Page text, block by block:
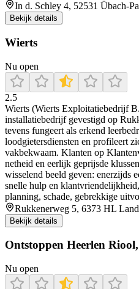
In d. Schley 4, 52531 Übach-
Bekijk details
Wierts
Nu open
2.5
Wierts (Wierts Exploitatiebedrijf
installatiebedrijf gevestigd op
tevens fungeert als erkend
loodgietersdiensten en profileert
vakbekwaam. Klanten op
netheid en eerlijk geprijsde
wisselend beeld geven: enerzijds
snelle hulp en
planning, schade, gebrekkige
Rukkenerweg 5, 6373 HL
Bekijk details
Ontstoppen Heerlen
Nu open